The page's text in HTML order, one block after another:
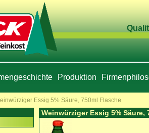
Produktion
Essig 5% Säure, 750ml Flasche
Weinwürziger Essig 5% Säure,